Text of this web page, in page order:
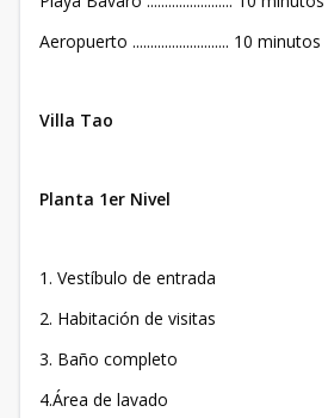
Aeropuerto ........................... 10 minutos
Villa Tao
Planta 1er Nivel
1. Vestíbulo de entrada
2. Habitación de visitas
3. Baño completo
4.Área de lavado